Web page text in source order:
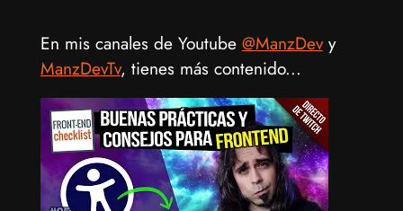
En mis canales de Youtube @ManzDevy
ManzDevTv, tienes más contenido...